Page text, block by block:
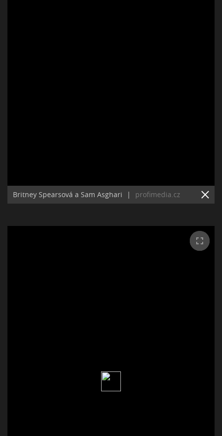
Britney Spearsová a Sam Asghari | profimedia.cz